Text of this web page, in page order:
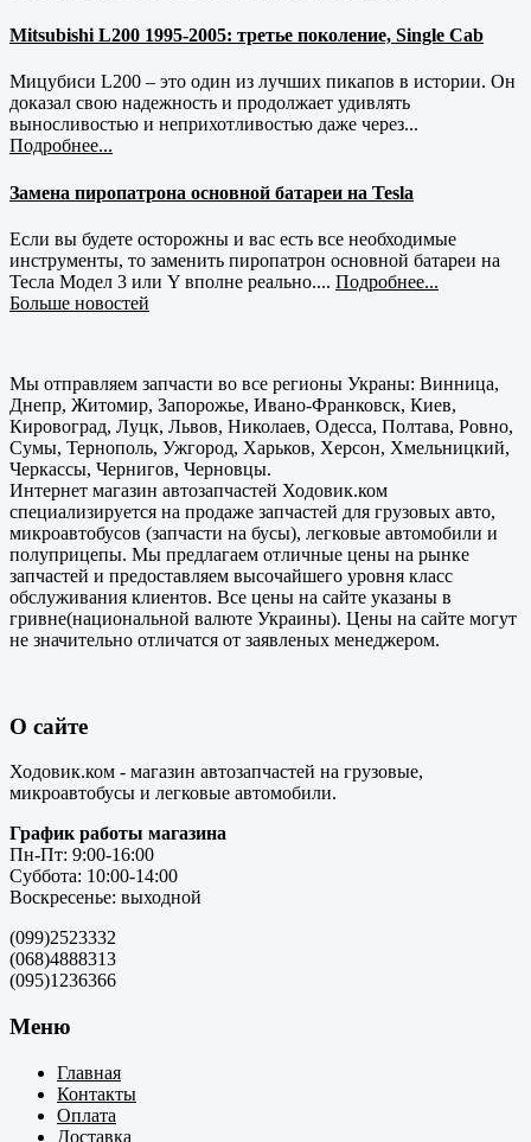
Mitsubishi L200 1995-2005: третье поколение, Single Cab
Мицубиси L200 – это один из лучших пикапов в истории. Он
доказал свою надежность и продолжает удивлять
выносливостью и неприхотливостью даже через...
Подробнее...
Замена пиропатрона основной батареи на Tesla
Если вы будете осторожны и вас есть все необходимые
инструменты, то заменить пиропатрон основной батареи на
Тесла Модел 3 или Y вполне реально.... Подробнее...
Больше новостей
Мы отправляем запчасти во все регионы Украны: Винница,
Днепр, Житомир, Запорожье, Ивано-Франковск, Киев,
Кировоград, Луцк, Львов, Николаев, Одесса, Полтава, Ровно,
Сумы, Тернополь, Ужгород, Харьков, Херсон, Хмельницкий,
Черкассы, Чернигов, Черновцы.
Интернет магазин автозапчастей Ходовик.ком
специализируется на продаже запчастей для грузовых авто,
микроавтобусов (запчасти на бусы), легковые автомобили и
полуприцепы. Мы предлагаем отличные цены на рынке
запчастей и предоставляем высочайшего уровня класс
обслуживания клиентов. Все цены на сайте указаны в
гривне(национальной валюте Украины). Цены на сайте могут
не значительно отличатся от заявленых менеджером.
О сайте
Ходовик.ком - магазин автозапчастей на грузовые,
микроавтобусы и легковые автомобили.
График работы магазина
Пн-Пт: 9:00-16:00
Суббота: 10:00-14:00
Воскресенье: выходной
(099)2523332
(068)4888313
(095)1236366
Меню
Главная
Контакты
Оплата
Доставка